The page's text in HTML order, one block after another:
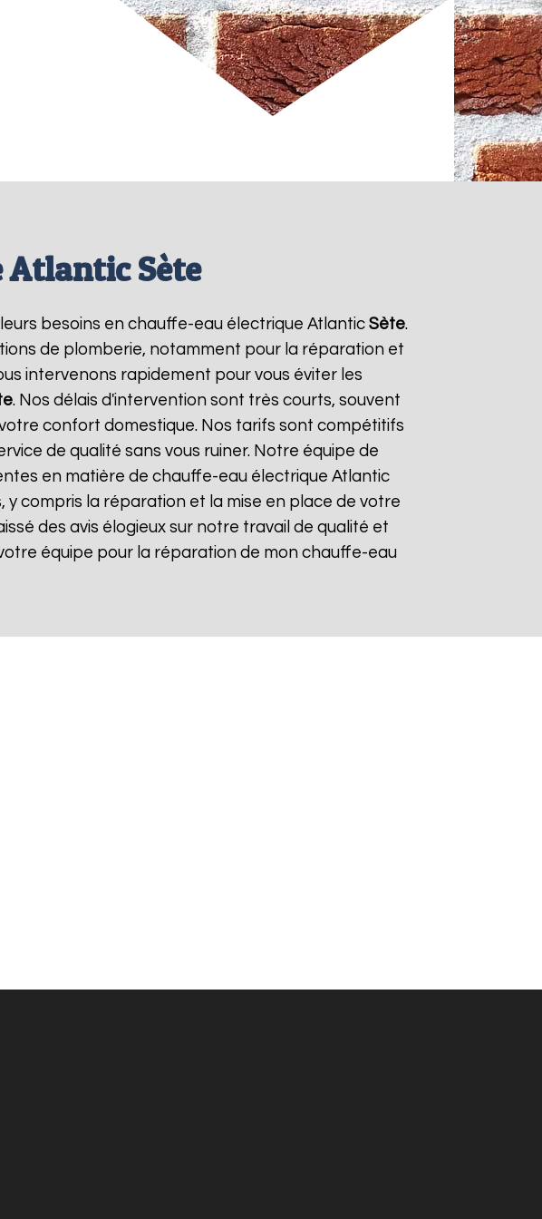
Atlantic Sète
besoins en chauffe-eau électrique Atlantic Sète.
de plomberie, notamment pour la réparation et
intervenons rapidement pour vous éviter les
. Nos délais d'intervention sont très courts, souvent
confort domestique. Nos tarifs sont compétitifs
de qualité sans vous ruiner. Notre équipe de
en matière de chauffe-eau électrique Atlantic
compris la réparation et la mise en place de votre
des avis élogieux sur notre travail de qualité et
équipe pour la réparation de mon chauffe-eau